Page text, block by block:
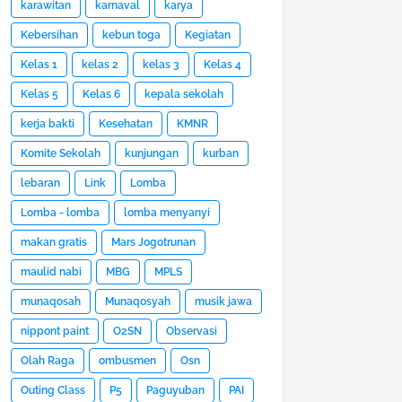
karawitan karnaval karya
Kebersihan kebun toga Kegiatan
Kelas 1 kelas 2 kelas 3 Kelas 4
Kelas 5 Kelas 6 kepala sekolah
kerja bakti Kesehatan KMNR
Komite Sekolah kunjungan kurban
lebaran Link Lomba
Lomba - lomba lomba menyanyi
makan gratis Mars Jogotrunan
maulid nabi MBG MPLS
munaqosah Munaqosyah musik jawa
nippont paint O2SN Observasi
Olah Raga ombusmen Osn
Outing Class P5 Paguyuban PAI